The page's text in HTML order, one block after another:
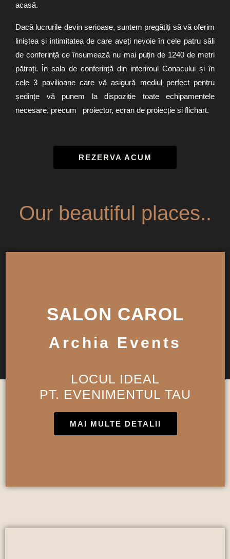
acasă.
Dacă lucrurile devin serioase, suntem pregătiți să vă oferim
liniștea și intimitatea de care aveți nevoie în cele patru săli
de conferință ce însumează nu mai puțin de 1240 de metri
pătrați. În sala de conferință din interiroul Conacului și în
cele 3 pavilioane care vă asigură mediul perfect pentru
ședințe vă punem la dispoziție toate echipamentele
necesare, precum proiector, ecran de proiecție si flichart.
REZERVA ACUM
Our beautiful places..
SALON CAROL
Archia Events
LOCUL IDEAL
PT. EVENIMENTUL TAU
MAI MULTE DETALII